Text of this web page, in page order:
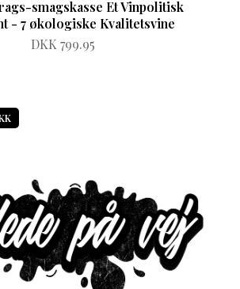
smagskasse Et Vinpolitisk
- 7 økologiske Kvalitetsvine
DKK 799.95